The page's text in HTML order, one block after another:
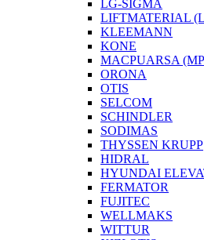
LG-SIGMA
LIFTMATERIAL
KLEEMANN
KONE
MACPUARSA
ORONA
OTIS
SELCOM
SCHINDLER
SODIMAS
THYSSEN KRUPP
HIDRAL
HYUNDAI
FERMATOR
FUJITEC
WELLMAKS
WITTUR